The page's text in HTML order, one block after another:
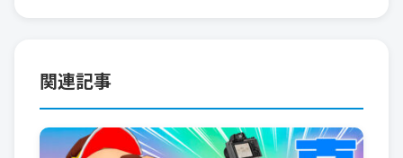
関連記事